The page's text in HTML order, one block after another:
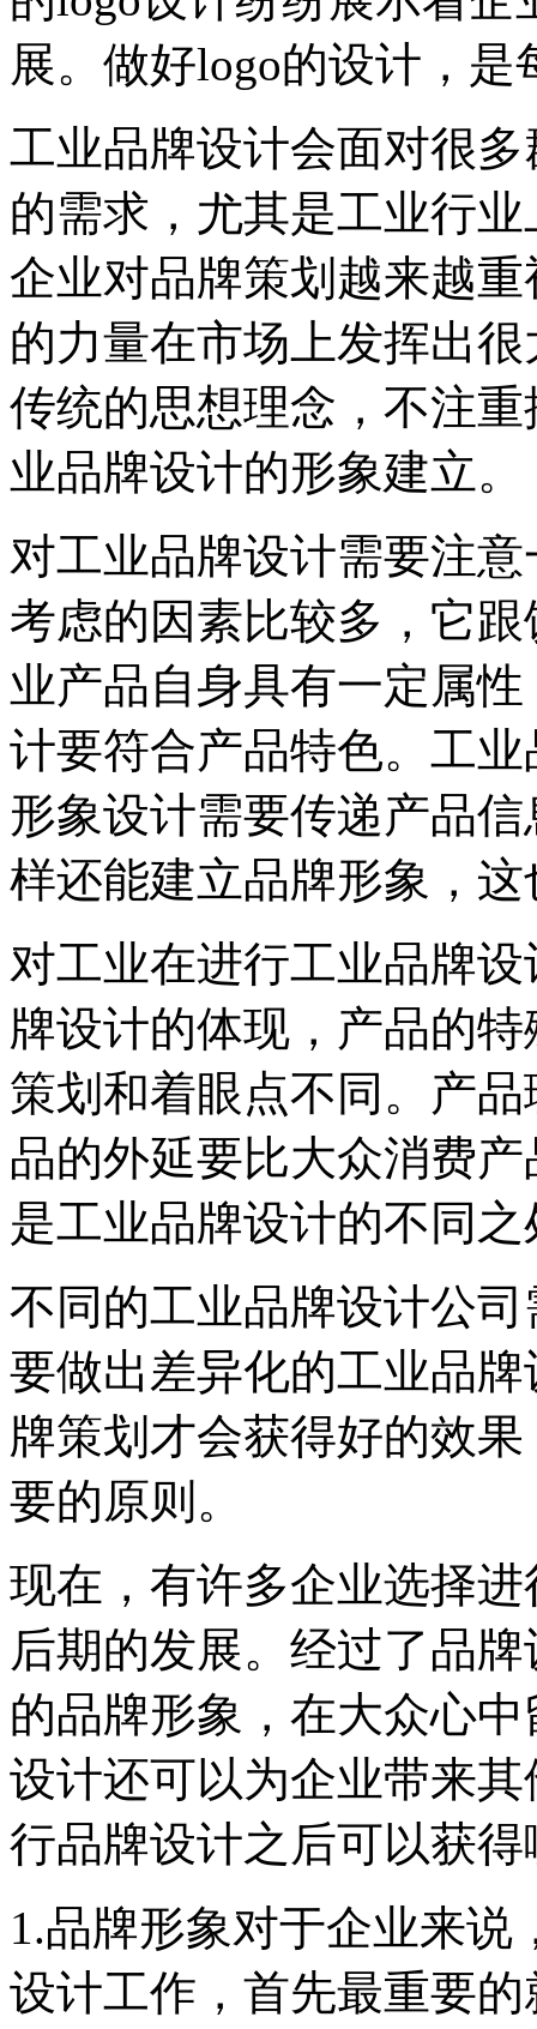
展。做好logo的设计，
工业品牌设计会面对很
的需求，尤其是工业行
企业对品牌策划越来越
的力量在市场上发挥出
传统的思想理念，不注
业品牌设计的形象建立。
对工业品牌设计需要注
考虑的因素比较多，它
业产品自身具有一定属
计要符合产品特色。工
形象设计需要传递产品
样还能建立品牌形象，
对工业在进行工业品牌
牌设计的体现，产品的
策划和着眼点不同。产
品的外延要比大众消费
是工业品牌设计的不同
不同的工业品牌设计公
要做出差异化的工业品
牌策划才会获得好的效
要的原则。
现在，有许多企业选择
后期的发展。经过了品
的品牌形象，在大众心
设计还可以为企业带来
行品牌设计之后可以获
1.品牌形象对于企业来
设计工作，首先最重要